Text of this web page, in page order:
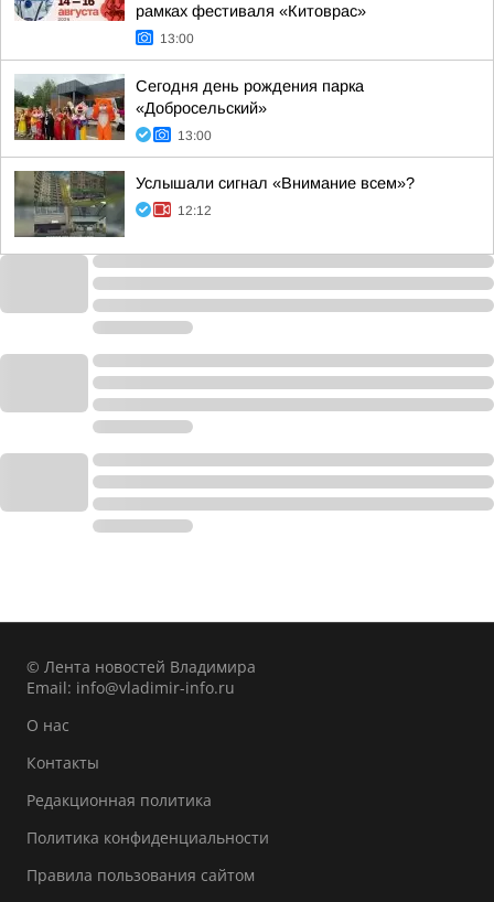
рамках фестиваля «Китоврас»
13:00
Сегодня день рождения парка
«Добросельский»
13:00
Услышали сигнал «Внимание всем»?
12:12
© Лента новостей Владимира
Email: info@vladimir-info.ru
О нас
Контакты
Редакционная политика
Политика конфиденциальности
Правила пользования сайтом